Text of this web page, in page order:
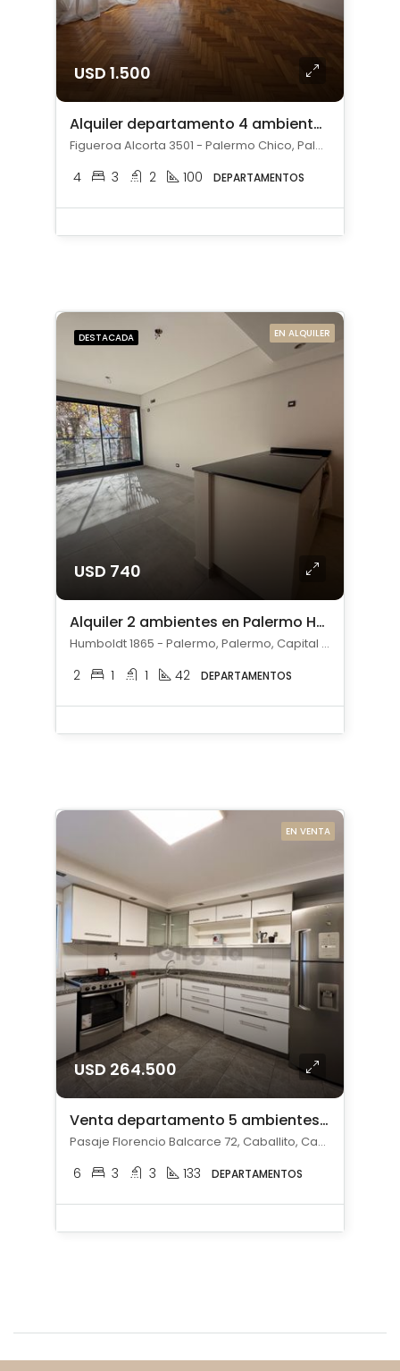
USD 1.500
Alquiler departamento 4 ambientes en Palermo Chico
Figueroa Alcorta 3501 - Palermo Chico, Palermo Chico, Capital Federal
4 3 2 100 DEPARTAMENTOS
DESTACADA EN ALQUILER
USD 740
Alquiler 2 ambientes en Palermo Hollywood
Humboldt 1865 - Palermo, Palermo, Capital Federal
2 1 1 42 DEPARTAMENTOS
EN VENTA
USD 264.500
Venta departamento 5 ambientes c/ cochera en Caballito
Pasaje Florencio Balcarce 72, Caballito, Capital Federal
6 3 3 133 DEPARTAMENTOS